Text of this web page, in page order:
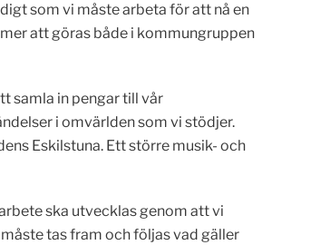
som vi måste arbeta för att nå en
att göras både i kommungruppen
samla in pengar till vår
i omvärlden som vi stödjer.
Eskilstuna. Ett större musik- och
ska utvecklas genom att vi
tas fram och följas vad gäller